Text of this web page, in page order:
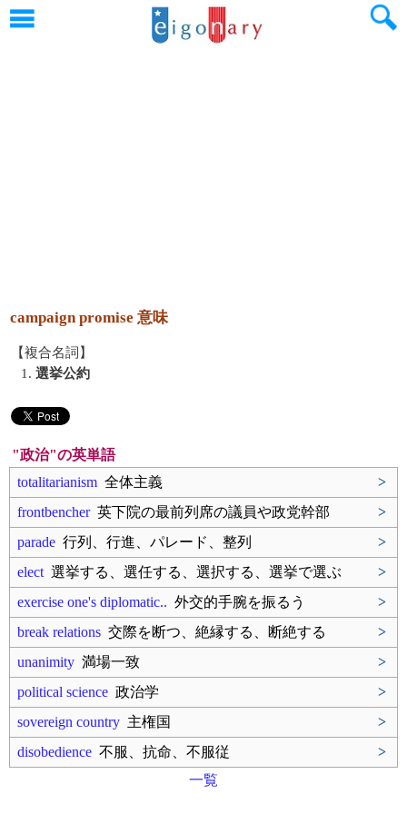
campaign promise 意味
【複合名詞】
1. 選挙公約
"政治"の英単語
totalitarianism 全体主義
>
frontbencher英下院の最前列席の議員や政党幹部
>
parade 行列、行進、パレード、整列
>
elect 選挙する、選任する、選択する、選挙で選ぶ
>
exercise one's diplomatic.. 外交的手腕を振るう
>
break relations 交際を断つ、絶縁する、断絶する
>
unanimity 満場一致
>
political science 政治学
>
sovereign country 主権国
>
disobedience 不服、抗命、不服従
>
一覧